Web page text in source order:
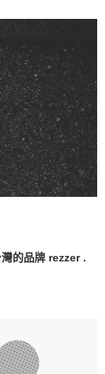
的品牌 rezzer .